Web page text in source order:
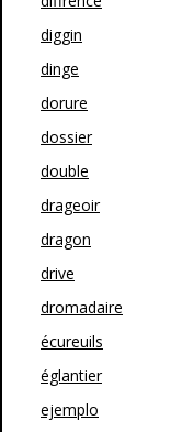
diggin
dinge
dorure
dossier
double
drageoir
dragon
drive
dromadaire
écureuils
églantier
ejemplo